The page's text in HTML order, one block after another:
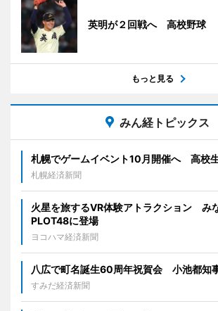
英明が２回戦へ 高校野球
もっと見る
みん経トピックス
札幌でゲームイベント10月開催へ 高校
札幌経済新聞
火星を旅するVR体験アトラクション み
PLOT48に登場
ヨコハマ経済新聞
八広で町名誕生60周年祝賀会 小池都知
すみだ経済新聞